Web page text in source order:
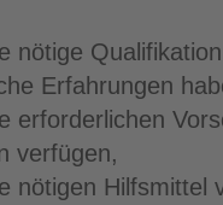
nötige
Erfahrungen
erforderlichen
verfügen,
nötigen Hilfsmittel